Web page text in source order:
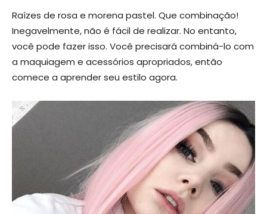
Raízes de rosa e morena pastel. Que combinação!
Inegavelmente, não é fácil de realizar. No entanto,
você pode fazer isso. Você precisará combiná-lo com
a maquiagem e acessórios apropriados, então
comece a aprender seu estilo agora.